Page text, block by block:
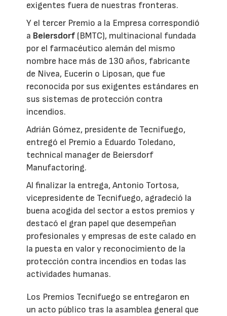
exigentes fuera de nuestras fronteras.
Y el tercer Premio a la Empresa correspondió
a Beiersdorf (BMTC), multinacional fundada
por el farmacéutico alemán del mismo
nombre hace más de 130 años, fabricante
de Nivea, Eucerin o Liposan, que fue
reconocida por sus exigentes estándares en
sus sistemas de protección contra
incendios.
Adrián Gómez, presidente de Tecnifuego,
entregó el Premio a Eduardo Toledano,
technical manager de Beiersdorf
Manufactoring.
Al finalizar la entrega, Antonio Tortosa,
vicepresidente de Tecnifuego, agradeció la
buena acogida del sector a estos premios y
destacó el gran papel que desempeñan
profesionales y empresas de este calado en
la puesta en valor y reconocimiento de la
protección contra incendios en todas las
actividades humanas.
Los Premios Tecnifuego se entregaron en
un acto público tras la asamblea general que